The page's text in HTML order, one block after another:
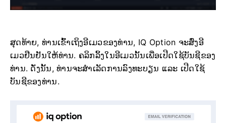
ສຸດທ້າຍ, ທ່ານເຂົ້າເຖິງອີເມວຂອງທ່ານ, IQ Option ຈະສົ່ງອີ
ເມວຢືນຢັນໃຫ້ທ່ານ. ຄລິກລິ້ງໃນອີເມວນັ້ນເພື່ອເປີດໃຊ້ບັນຊີຂອງ
ທ່ານ. ດັ່ງນັ້ນ, ທ່ານຈະສຳເລັດການລົງທະບຽນ ແລະ ເປີດໃຊ້
ບັນຊີຂອງທ່ານ.